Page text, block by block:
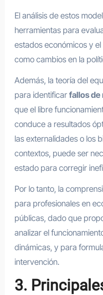
El análisis de estos
herramientas para
estados económicos y
como cambios en la
Además, la teoría del
para identificar fallos de
que el libre
conduce a resultados
las externalidades o los
contextos, puede ser
estado para corregir
Por lo tanto, la
para profesionales en
públicas, dado que
analizar el
dinámicas, y para
intervención.
3.